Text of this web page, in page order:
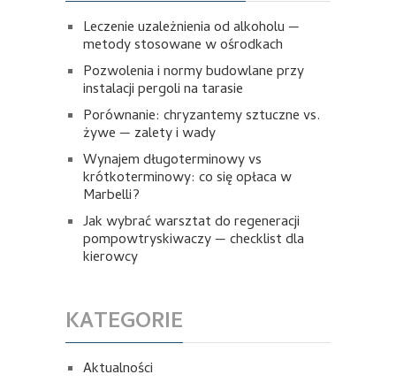
Leczenie uzależnienia od alkoholu —
metody stosowane w ośrodkach
Pozwolenia i normy budowlane przy
instalacji pergoli na tarasie
Porównanie: chryzantemy sztuczne vs.
żywe — zalety i wady
Wynajem długoterminowy vs
krótkoterminowy: co się opłaca w
Marbelli?
Jak wybrać warsztat do regeneracji
pompowtryskiwaczy — checklist dla
kierowcy
KATEGORIE
Aktualności